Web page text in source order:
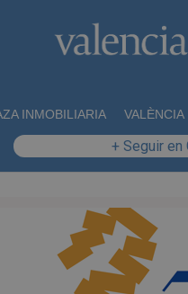
INMOBILIARIA VALÈNCIA
+ Seguir en